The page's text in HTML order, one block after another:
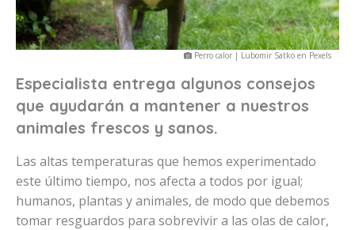
Perro calor | Lubomir Satko en Pexels
Especialista entrega algunos consejos
que ayudarán a mantener a nuestros
animales frescos y sanos.
Las altas temperaturas que hemos experimentado
este último tiempo, nos afecta a todos por igual;
humanos, plantas y animales, de modo que debemos
tomar resguardos para sobrevivir a las olas de calor,